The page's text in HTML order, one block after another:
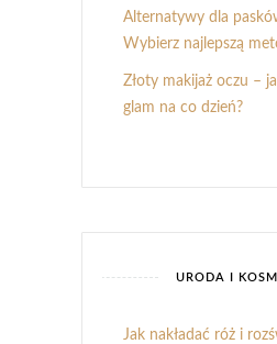
Alternatywy dla
Wybierz najlepszą
Złoty makijaż oczu –
glam na co dzień?
URODA I
Jak nakładać róż i